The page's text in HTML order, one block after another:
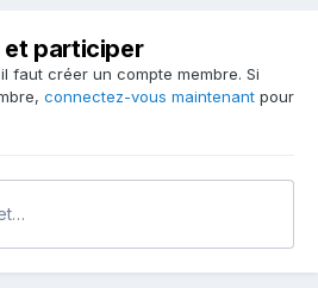
et participer
faut créer un compte membre. Si
connectez-vous maintenant pour